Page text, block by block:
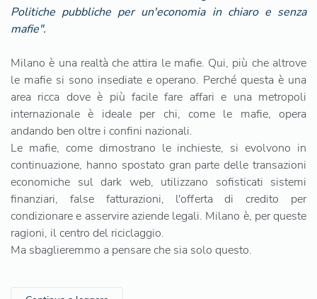
Politiche pubbliche per un'economia in chiaro e senza
mafie".
Milano è una realtà che attira le mafie. Qui, più che altrove
le mafie si sono insediate e operano. Perché questa è una
area ricca dove è più facile fare affari e una metropoli
internazionale è ideale per chi, come le mafie, opera
andando ben oltre i confini nazionali.
Le mafie, come dimostrano le inchieste, si evolvono in
continuazione, hanno spostato gran parte delle transazioni
economiche sul dark web, utilizzano sofisticati sistemi
finanziari, false fatturazioni, l'offerta di credito per
condizionare e asservire aziende legali. Milano è, per queste
ragioni, il centro del riciclaggio.
Ma sbaglieremmo a pensare che sia solo questo.